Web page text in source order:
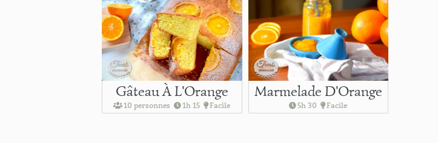
Gâteau À L'Orange
10 personnes 1h 15 Facile
Marmelade D'Orange
5h 30 Facile